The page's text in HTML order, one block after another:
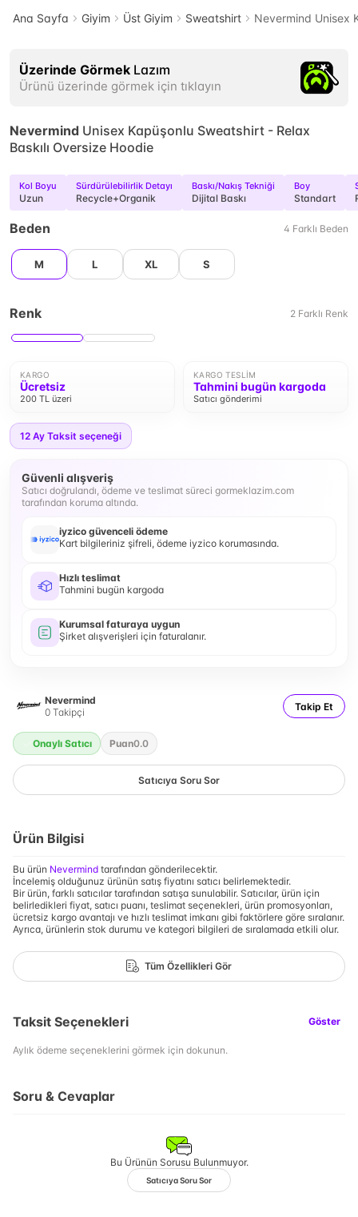
Ana Sayfa Giyim Üst Giyim Sweatshirt Nevermind Unisex
Üzerinde Görmek Lazım
Ürünü üzerinde görmek için tıklayın
Nevermind Unisex Kapüşonlu Sweatshirt - Relax
Baskılı Oversize Hoodie
Kol Boyu
Uzun
Sürdürülebilirlik Detayı
Recycle+Organik
Baskı/Nakış Tekniği
Dijital Baskı
Boy
Standart
Beden 4 Farklı Beden
M L XL S
Renk 2 Farklı Renk
KARGO
Ücretsiz
200 TL üzeri
KARGO TESLIM
Tahmini bugün kargoda
Satıcı gönderimi
12 Ay Taksit seçeneği
Güvenli alışveriş
Satıcı doğrulandı, ödeme ve teslimat süreci gormeklazim.com
tarafından koruma altında.
iyzico güvenceli ödeme
Kart bilgileriniz şifreli, ödeme iyzico korumasında.
Hızlı teslimat
Tahmini bugün kargoda
Kurumsal faturaya uygun
Şirket alışverişleri için faturalanır.
Nevermind
0 Takipçi Takip Et
Onaylı Satıcı Puan0.0
Satıcıya Soru Sor
Ürün Bilgisi
Bu ürün Nevermind tarafından gönderilecektir.
İncelemiş olduğunuz ürünün satış fiyatını satıcı belirlemektedir.
Bir ürün, farklı satıcılar tarafından satışa sunulabilir. Satıcılar, ürün için
belirledikleri fiyat, satıcı puanı, teslimat seçenekleri, ürün promosyonları,
ücretsiz kargo avantajı ve hızlı teslimat imkanı gibi faktörlere göre sıralanır.
Ayrıca, ürünlerin stok durumu ve kategori bilgileri de sıralamada etkili olur.
Tüm Özellikleri Gör
Taksit Seçenekleri Göster
Aylık ödeme seçeneklerini görmek için dokunun.
Soru & Cevaplar
Bu Ürünün Sorusu Bulunmuyor.
Satıcıya Soru Sor